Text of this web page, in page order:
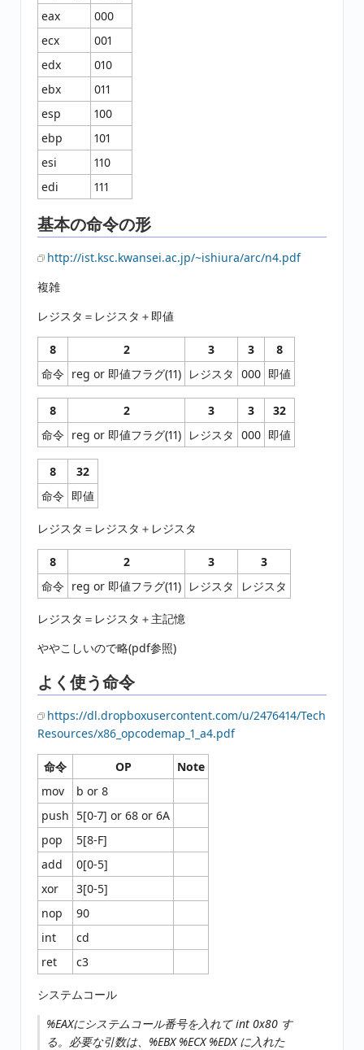
eax
000
ecx
001
edx
010
ebx
011
esp
100
ebp
101
esi
110
edi
111
基本の命令の形
http://ist.ksc.kwansei.ac.jp/~ishiura/arc/n4.pdf
複雑
レジスタ＝レジスタ＋即値
8 2 3 3
8
命令 reg or 即値フラグ(11) レジスタ 000 即値
8 2 3 3
32
命令 reg or 即値フラグ(11) レジスタ 000 即値
8
32
命令 即値
レジスタ＝レジスタ＋レジスタ
8 2 3
3
命令 reg or 即値フラグ(11) レジスタ レジスタ
レジスタ＝レジスタ＋主記憶
ややこしいので略(pdf参照)
よく使う命令
https://dl.dropboxusercontent.com/u/2476414/Tech
Resources/x86_opcodemap_1_a4.pdf
命令 OP
Note
mov
b or 8
push 5[0-7] or 68 or 6A
pop
5[8-F]
add
0[0-5]
xor
3[0-5]
nop
90
int
cd
ret
c3
システムコール
%EAXにシステムコール番号を入れて int 0x80 す
る。必要な引数は、%EBX %ECX %EDX に入れた